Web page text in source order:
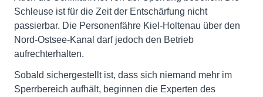
Schleuse ist für die Zeit der Entschärfung nicht
passierbar. Die Personenfähre Kiel-Holtenau über den
Nord-Ostsee-Kanal darf jedoch den Betrieb
aufrechterhalten.
Sobald sichergestellt ist, dass sich niemand mehr im
Sperrbereich aufhält, beginnen die Experten des